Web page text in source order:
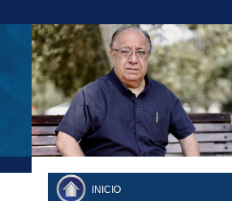
FERNANDO TUESTA SUPLEMENTO
DOMINGO
INICIO